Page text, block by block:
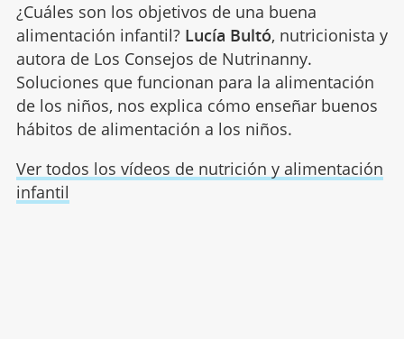
¿Cuáles son los objetivos de una buena
alimentación infantil? Lucía Bultó, nutricionista y
autora de Los Consejos de Nutrinanny.
Soluciones que funcionan para la alimentación
de los niños, nos explica cómo enseñar buenos
hábitos de alimentación a los niños.
Ver todos los vídeos de nutrición y alimentación
infantil